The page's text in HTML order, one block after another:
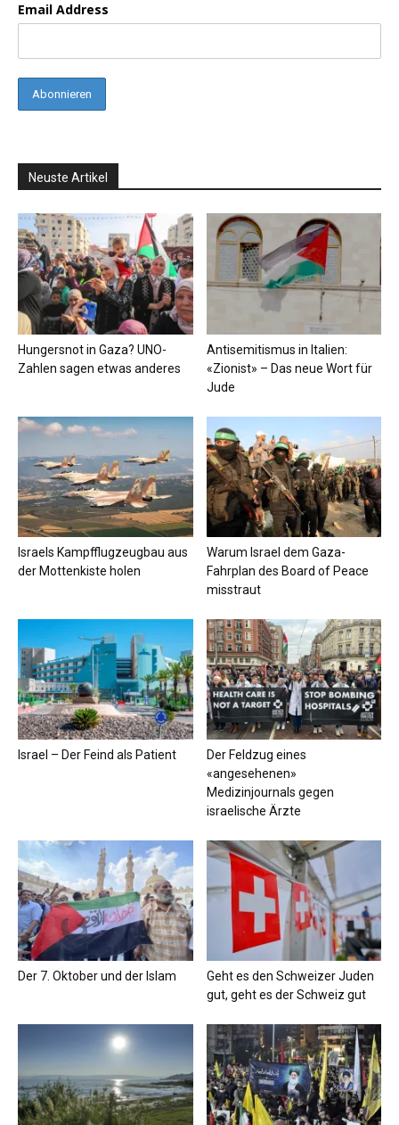
Email Address
Neuste Artikel
Hungersnot in Gaza? UNO-
Zahlen sagen etwas anderes
Antisemitismus in Italien:
«Zionist» – Das neue Wort für
Jude
Israels Kampfflugzeugbau aus
der Mottenkiste holen
Warum Israel dem Gaza-
Fahrplan des Board of Peace
misstraut
Israel – Der Feind als Patient
Der Feldzug eines
«angesehenen»
Medizinjournals gegen
israelische Ärzte
Der 7. Oktober und der Islam
Geht es den Schweizer Juden
gut, geht es der Schweiz gut